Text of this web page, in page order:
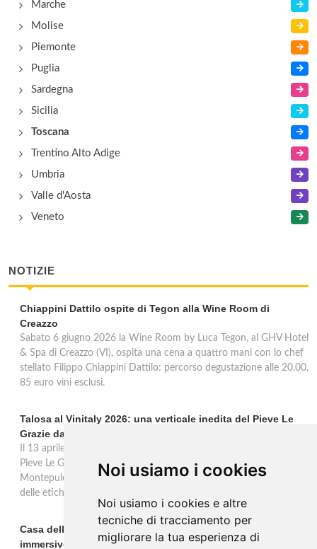
Noi usiamo i cookies
Noi usiamo i cookies e altre
tecniche di tracciamento per
migliorare la tua esperienza di
località Fosci 23/24, Poggibonsi
Marche
Molise
Piemonte
Puglia
Sardegna
Sicilia
Toscana
Trentino Alto Adige
Umbria
Valle d'Aosta
Veneto
NOTIZIE
Chiappini Dattilo ospite di Tegon alla Wine Room di
Creazzo
Sabato 6 giugno 2026 la Wine Room by Luca Tegon, al GHV Hotel
& Spa di Creazzo (VI), ospita una cena a quattro mani con lo chef
stellato Filippo Chiappini Dattilo: percorso degustazione alle 20.00,
85 euro vini esclusi.
Talosa al Vinitaly 2026: una verticale inedita del Pieve Le
Grazie dal 2016 al 2020
Il 13 aprile 2026 al Vinitaly, Talosa presenta la verticale inedita del
Pieve Le Grazie: cinque annate dal 2016 al 2020 del Nobile di
Montepulciano a 95 punti Vinous, per ripercorrere la genesi di una
delle etichette iconiche di Montepulciano.
Casa dell'Artista: a Valdobbiadene apre il soggiorno
immersivo tra arte e vino di Bortolomiol